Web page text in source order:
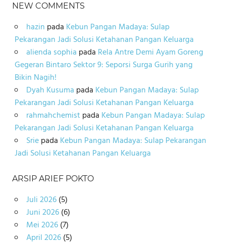
NEW COMMENTS
hazin pada Kebun Pangan Madaya: Sulap
Pekarangan Jadi Solusi Ketahanan Pangan Keluarga
alienda sophia pada Rela Antre Demi Ayam Goreng
Gegeran Bintaro Sektor 9: Seporsi Surga Gurih yang
Bikin Nagih!
Dyah Kusuma pada Kebun Pangan Madaya: Sulap
Pekarangan Jadi Solusi Ketahanan Pangan Keluarga
rahmahchemistpada Kebun Pangan Madaya: Sulap
Pekarangan Jadi Solusi Ketahanan Pangan Keluarga
Sriepada Kebun Pangan Madaya: Sulap Pekarangan
Jadi Solusi Ketahanan Pangan Keluarga
ARSIP ARIEF POKTO
Juli 2026(5)
Juni 2026(6)
Mei 2026(7)
April 2026(5)